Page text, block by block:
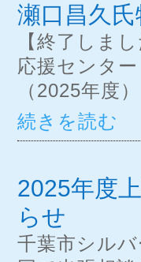
瀬口昌久
【終了しま
応援センタ
（2025年度
続きを読む
2025年度
らせ
千葉市シル